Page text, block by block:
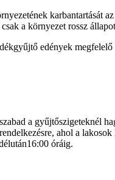
karbantartását
a környezet rossz
edények
a gyűjtőszigeteknél
ahol a
óráig.